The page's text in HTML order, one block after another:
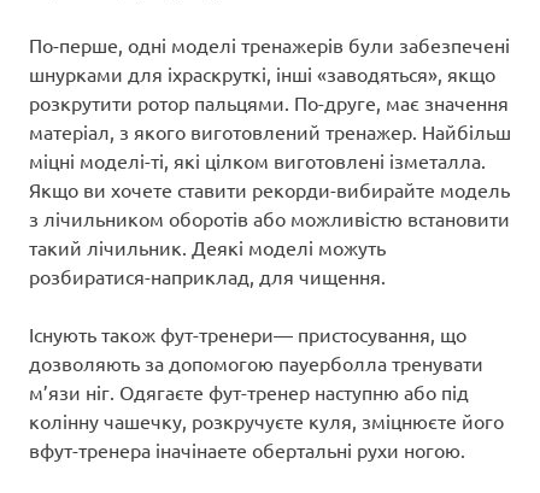
По-перше, одні моделі тренажерів були забезпечені
шнурками для іхраскруткі, інші «заводяться», якщо
розкрутити ротор пальцями. По-друге, має значення
матеріал, з якого виготовлений тренажер. Найбільш
міцні моделі-ті, які цілком виготовлені ізметалла.
Якщо ви хочете ставити рекорди-вибирайте модель
з лічильником оборотів або можливістю встановити
такий лічильник. Деякі моделі можуть
розбиратися-наприклад, для чищення.
Існують також фут-тренери— пристосування, що
дозволяють за допомогою пауерболла тренувати
м’язи ніг. Одягаєте фут-тренер наступню або під
колінну чашечку, розкручуєте куля, зміцнюєте його
вфут-тренера іначінаете обертальні рухи ногою.